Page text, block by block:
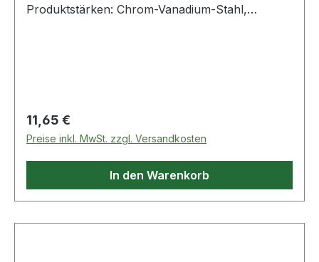
Produktstärken: Chrom-Vanadium-Stahl,
Regulärer Preis:
11,65 €
Preise inkl. MwSt. zzgl. Versandkosten
In den Warenkorb